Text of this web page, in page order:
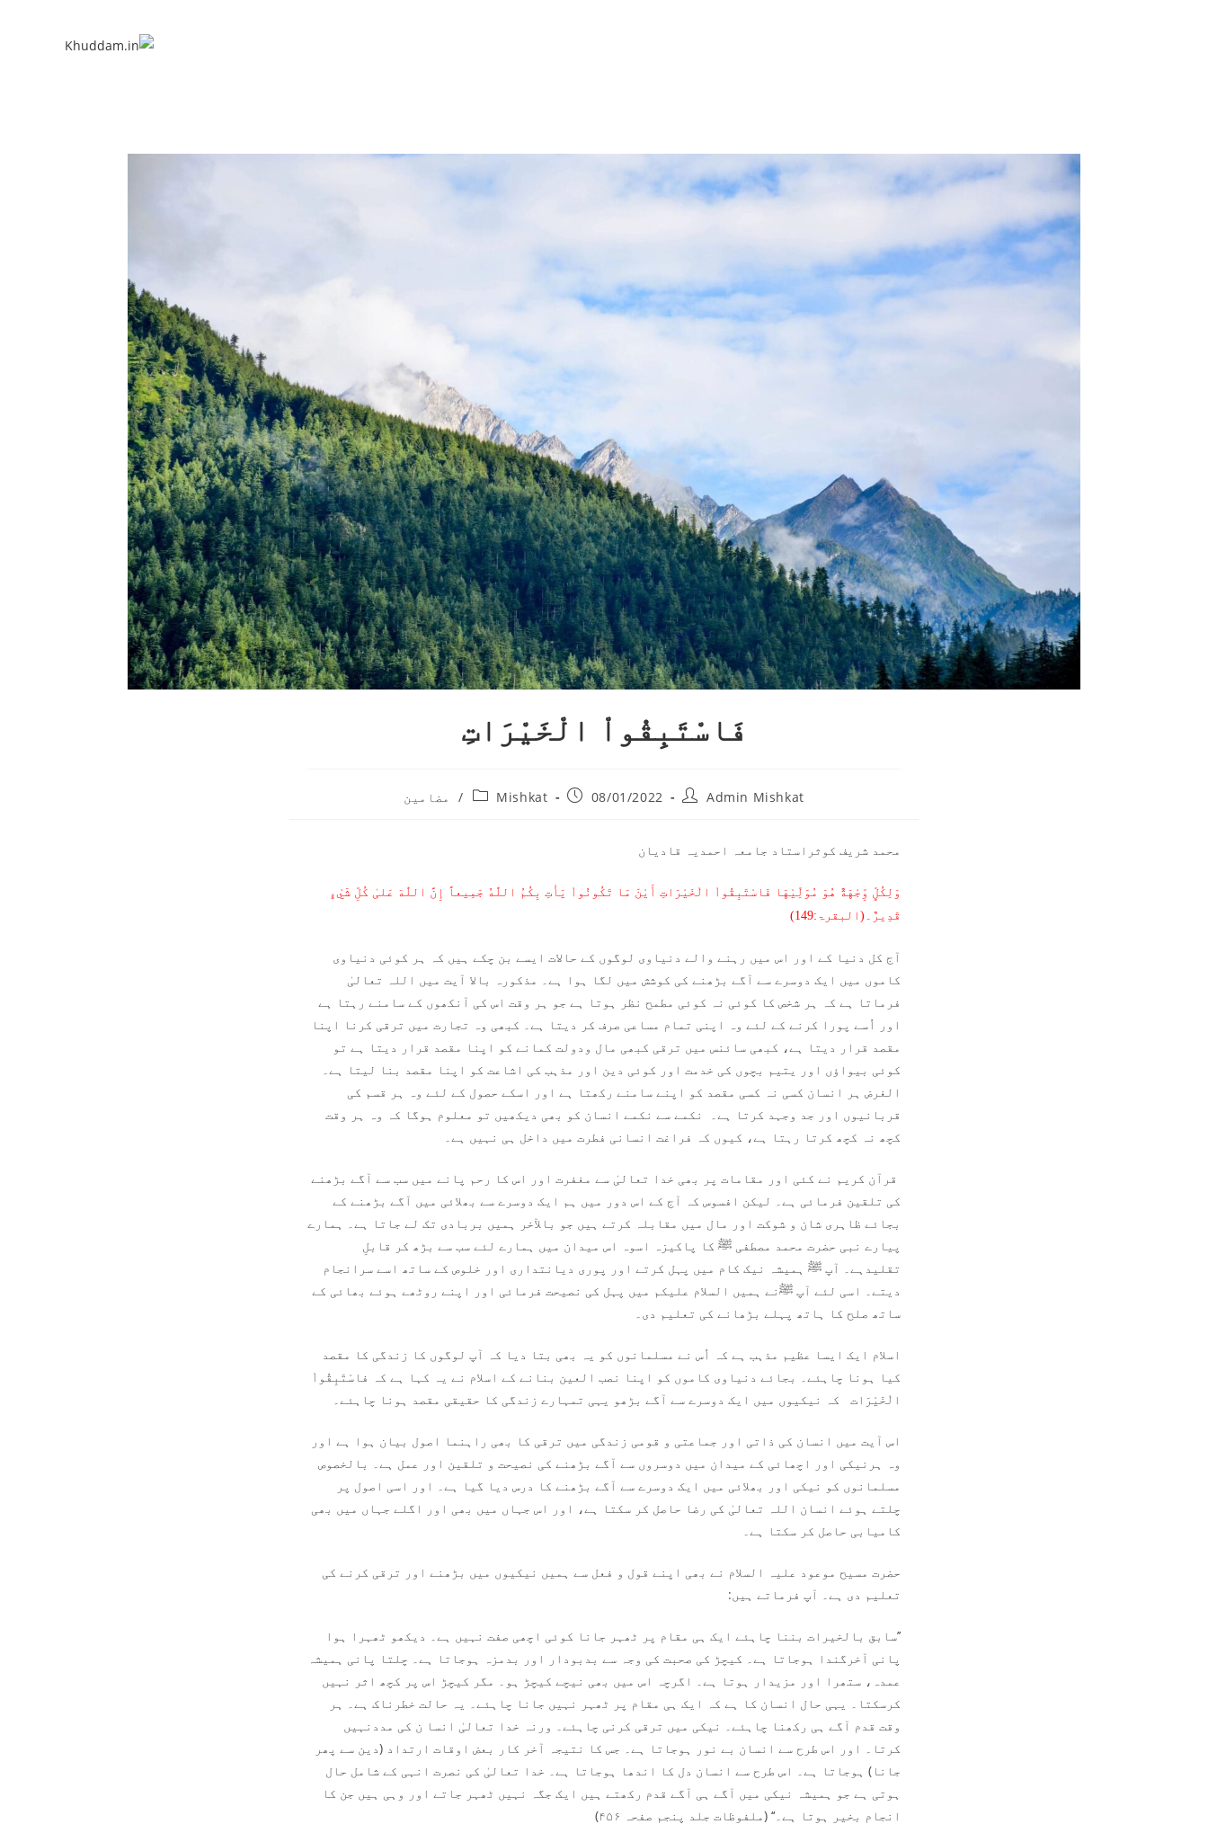
فَاسْتَبِقُواْ الْخَيْرَاتِ
Admin Mishkat
08/01/2022
Mishkat
/ مضامین
محمد شریف کوثراستاد جامعہ احمدیہ قادیان
وَلِكُلٍّ وِّجْهَةٌ هُوَ مُوَلِّيْهَا فَاسْتَبِقُواْ الْخَيْرَاتِ أَيْنَ مَا تَكُونُواْ يَأْتِ بِكُمُ اللّٰهُ جَمِيعاً إِنَّ اللّٰهَ عَلیٰ كُلِّ شَيْءٍ
قَدِيرٌ۔(البقرۃ:149)
آج کل دنیا کے اور اس میں رہنے والے دنیاوی لوگوں کے حالات ایسے بن چکے ہیں کہ ہر کوئی دنیاوی
کاموں میں ایک دوسرے سے آگے بڑھنے کی کوشش میں لگا ہوا ہے۔ مذکورہ بالا آیت میں اللہ تعالیٰ
فرماتا ہے کہ ہر شخص کا کوئی نہ کوئی مطمح نظر ہوتا ہے جو ہر وقت اس کی آنکھوں کے سامنے رہتا ہے
اور اُسے پورا کرنے کے لئے وہ اپنی تمام مساعی صرف کر دیتا ہے۔ کبھی وہ تجارت میں ترقی کرنا اپنا
مقصد قرار دیتا ہے، کبھی سائنس میں ترقی کبھی مال ودولت کمانے کو اپنا مقصد قرار دیتا ہے تو
کوئی بیواؤں اور یتیم بچوں کی خدمت اور کوئی دین اور مذہب کی اشاعت کو اپنا مقصد بنا لیتا ہے۔
الغرض ہر انسان کسی نہ کسی مقصد کو اپنے سامنے رکھتا ہے اور اسکے حصول کے لئے وہ ہر قسم کی
قربانیوں اور جد وجہد کرتا ہے۔ نکمے سے نکمے انسان کو بھی دیکھیں تو معلوم ہوگا کہ وہ ہر وقت
کچھ نہ کچھ کرتا رہتا ہے، کیوں کہ فراغت انسانی فطرت میں داخل ہی نہیں ہے۔
قرآن کریم نے کئی اور مقامات پر بھی خدا تعالیٰ سے مغفرت اور اس کا رحم پانے میں سب سے آگے بڑھنے
کی تلقین فرمائی ہے۔ لیکن افسوس کہ آج کے اس دور میں ہم ایک دوسرے سے بھلائی میں آگے بڑھنے کے
بجائے ظاہری شان و شوکت اور مال میں مقابلہ کرتے ہیں جو بالآخر ہمیں بربادی تک لے جاتا ہے۔ ہمارے
پیارے نبی حضرت محمد مصطفی ﷺ کا پاکیزہ اسوہ اس میدان میں ہمارے لئے سب سے بڑھ کر قابلِ
تقلیدہے۔ آپ ﷺ ہمیشہ نیک کام میں پہل کرتے اور پوری دیانتداری اور خلوص کے ساتھ اسے سرانجام
دیتے۔ اسی لئے آپ ﷺنے ہمیں السلام علیکم میں پہل کی نصیحت فرمائی اور اپنے روٹھے ہوئے بھائی کے
ساتھ صلح کا ہاتھ پہلے بڑھانے کی تعلیم دی۔
اسلام ایک ایسا عظیم مذہب ہے کہ اُس نے مسلمانوں کو یہ بھی بتا دیا کہ آپ لوگوں کا زندگی کا مقصد
کیا ہونا چاہئے۔ بجائے دنیاوی کاموں کو اپنا نصب العین بنانے کے اسلام نے یہ کہا ہے کہ فاسْتَبِقُواْ
الْخَيْرَات کہ نیکیوں میں ایک دوسرے سے آگے بڑھو یہی تمہارے زندگی کا حقیقی مقصد ہونا چاہئے۔
اس آیت میں انسان کی ذاتی اور جماعتی و قومی زندگی میں ترقی کا بھی راہنما اصول بیان ہوا ہے اور
وہ ہرنیکی اور اچھائی کے میدان میں دوسروں سے آگے بڑھنے کی نصیحت و تلقین اور عمل ہے۔ بالخصوص
مسلمانوں کو نیکی اور بھلائی میں ایک دوسرے سے آگے بڑھنے کا درس دیا گیا ہے۔ اور اسی اصول پر
چلتے ہوئے انسان اللہ تعالیٰ کی رضا حاصل کر سکتا ہے، اور اس جہاں میں بھی اور اگلے جہاں میں بھی
کامیابی حاصل کر سکتا ہے۔
حضرت مسیح موعود علیہ السلام نے بھی اپنے قول و فعل سے ہمیں نیکیوں میں بڑھنے اور ترقی کرنے کی
تعلیم دی ہے۔ آپ فرماتے ہیں:
’’سابق بالخیرات بننا چاہئے ایک ہی مقام پر ٹھہر جانا کوئی اچھی صفت نہیں ہے۔ دیکھو ٹھہرا ہوا
پانی آخرگندا ہوجاتا ہے۔ کیچڑ کی صحبت کی وجہ سے بدبودار اور بدمزہ ہوجاتا ہے۔ چلتا پانی ہمیشہ
عمدہ، ستھرا اور مزیدار ہوتا ہے۔ اگرچہ اس میں بھی نیچے کیچڑ ہو۔ مگر کیچڑ اس پر کچھ اثر نہیں
کرسکتا۔ یہی حال انسان کا ہے کہ ایک ہی مقام پر ٹھہر نہیں جانا چاہئے۔ یہ حالت خطرناک ہے۔ ہر
وقت قدم آگے ہی رکھنا چاہئے۔ نیکی میں ترقی کرنی چاہئے۔ ورنہ خدا تعالیٰ انسا ن کی مددنہیں
کرتا۔ اور اس طرح سے انسان بے نور ہوجاتا ہے۔ جس کا نتیجہ آخر کار بعض اوقات ارتداد (دین سے پھر
جانا) ہوجاتا ہے۔ اس طرح سے انسان دل کا اندھا ہوجاتا ہے۔ خدا تعالیٰ کی نصرت انہی کے شامل حال
ہوتی ہے جو ہمیشہ نیکی میں آگے ہی آگے قدم رکھتے ہیں ایک جگہ نہیں ٹھہر جاتے اور وہی ہیں جن کا
انجام بخیر ہوتا ہے۔‘‘ (ملفوظات جلد پنجم صفحہ ۴۵۶)